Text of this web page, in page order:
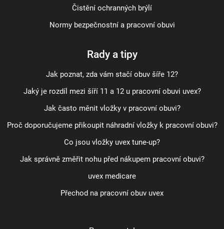
Čistění ochranných brýlí
Normy bezpečnostní a pracovní obuvi
Rady a tipy
Jak poznat, zda vám stačí obuv šíře 12?
Jaký je rozdíl mezi šíří 11 a 12 u pracovní obuvi uvex?
Jak často měnit vložky v pracovní obuvi?
Proč doporučujeme přikoupit náhradní vložky k pracovní obuvi?
Co jsou vložky uvex tune-up?
Jak správně změřit nohu před nákupem pracovní obuvi?
uvex medicare
Přechod na pracovní obuv uvex